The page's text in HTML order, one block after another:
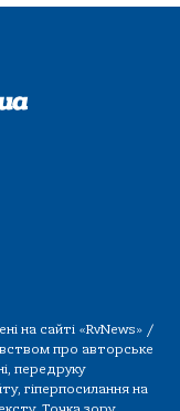
на сайті «RvNews» /
про авторське
передруку
гіперпосилання на